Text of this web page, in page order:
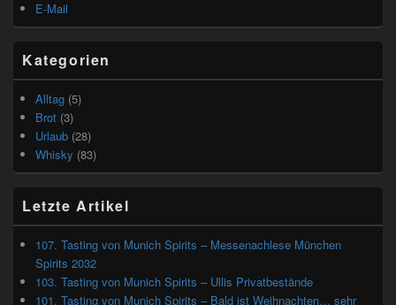
BereichE-Mail
Kategorien
Alltag (5)
Brot (3)
Urlaub (28)
Whisky (83)
Letzte Artikel
107. Tasting von Munich Spirits – Messenachlese München
Spirits 2032
103. Tasting von Munich Spirits – Ullis Privatbestände
101. Tasting von Munich Spirits – Bald ist Weihnachten… sehr